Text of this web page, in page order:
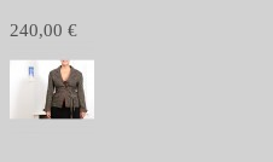
240,00 €